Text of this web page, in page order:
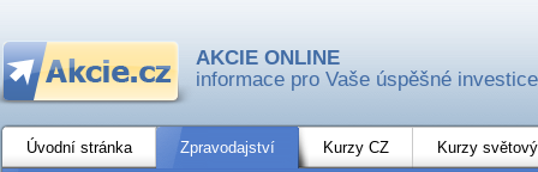
AKCIE ONLINE
informace pro Vaše úspěšné investice
Úvodní stránka Zpravodajství Kurzy CZ Kurzy